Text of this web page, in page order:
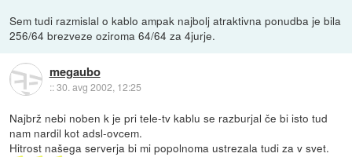
Sem tudi razmislal o kablo ampak najbolj atraktivna ponudba je bila
256/64 brezveze oziroma 64/64 za 4jurje.
megaubo
::30. avg 2002, 12:25
Najbrž nebi noben k je pri tele-tv kablu se razburjal če bi isto tud
nam nardil kot adsl-ovcem.
Hitrost našega serverja bi mi popolnoma ustrezala tudi za v svet.